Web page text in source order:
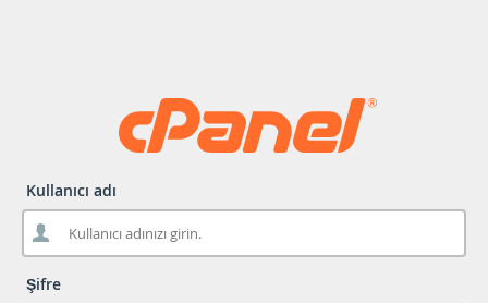
Kullanıcı adı
Şifre